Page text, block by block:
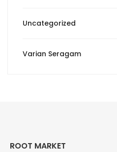
Uncategorized
Varian Seragam
ROOT MARKET